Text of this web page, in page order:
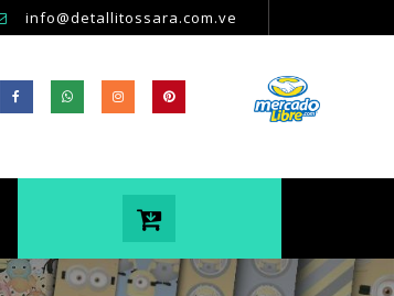
info@detallitossara.com.ve